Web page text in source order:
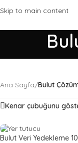
Skip to main content
Bulut
İş süreçlerinizi
Ana Sayfa/Bulut
Kenar çubuğunu
Bulut Veri Yedekleme